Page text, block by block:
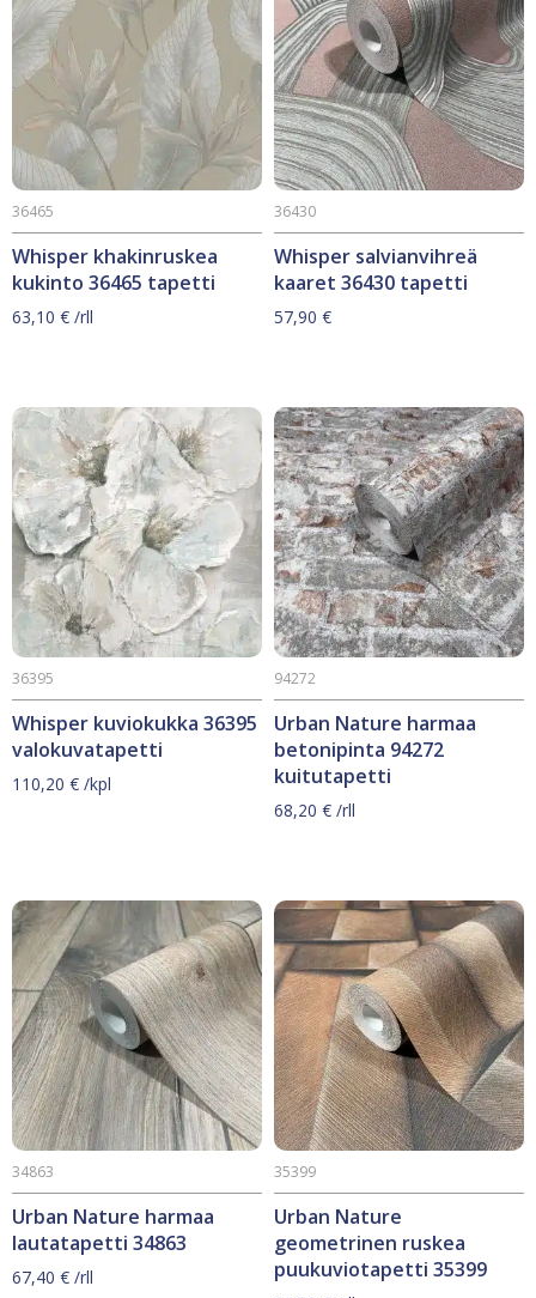
Whisper khakinruskea
kukinto 36465 tapetti
36465
63,10 € /rll
Whisper salvianvihreä
kaaret 36430 tapetti
36430
57,90 €
Whisper kuviokukka 36395
valokuvatapetti
36395
110,20 € /kpl
Urban Nature harmaa
betonipinta 94272
kuitutapetti
94272
68,20 € /rll
Urban Nature harmaa
lautatapetti 34863
34863
67,40 € /rll
Urban Nature
geometrinen ruskea
puukuviotapetti 35399
35399